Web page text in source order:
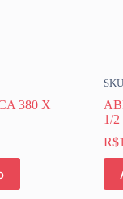
380 X
1/2
R$